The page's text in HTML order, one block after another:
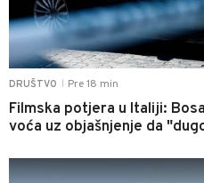
DRUŠTVO Pre 18 min
Filmska potjera u Italiji:
voća uz objašnjenje da